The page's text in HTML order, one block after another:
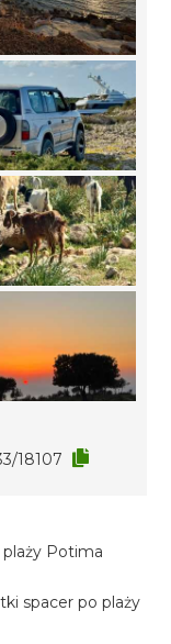
18107
Potima
spacer po plaży